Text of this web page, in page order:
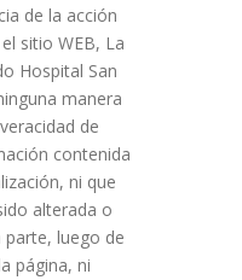
de la acción
sitio WEB, La
Hospital San
manera
de
contenida
ni que
alterada o
luego de
página, ni